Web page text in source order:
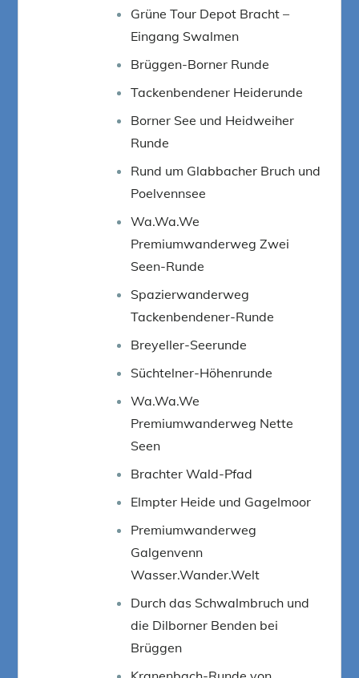
Grüne Tour Depot Bracht –
Eingang Swalmen
Brüggen-Borner Runde
Tackenbendener Heiderunde
Borner See und Heidweiher
Runde
Rund um Glabbacher Bruch und
Poelvennsee
Wa.Wa.We
Premiumwanderweg Zwei
Seen-Runde
Spazierwanderweg
Tackenbendener-Runde
Breyeller-Seerunde
Süchtelner-Höhenrunde
Wa.Wa.We
Premiumwanderweg Nette
Seen
Brachter Wald-Pfad
Elmpter Heide und Gagelmoor
Premiumwanderweg
Galgenvenn
Wasser.Wander.Welt
Durch das Schwalmbruch und
die Dilborner Benden bei
Brüggen